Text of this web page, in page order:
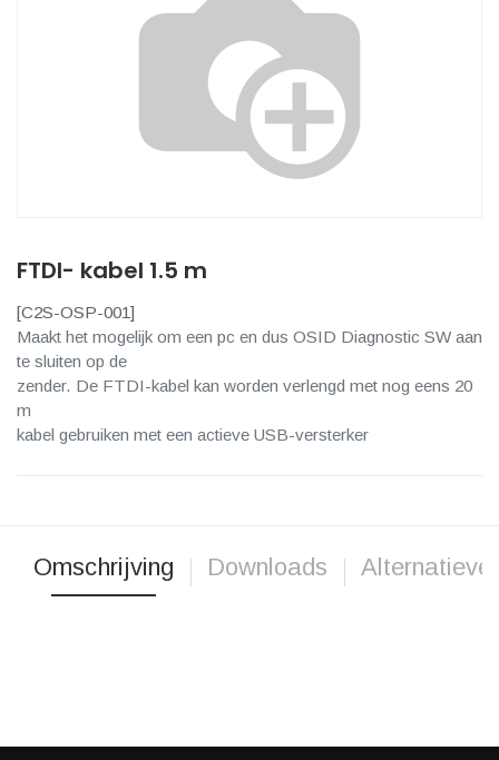
FTDI- kabel 1.5 m
[C2S-OSP-001]
Maakt het mogelijk om een ​​pc en dus OSID Diagnostic SW aan
te sluiten op de
zender. De FTDI-kabel kan worden verlengd met nog eens 20
m
kabel gebruiken met een actieve USB-versterker
Omschrijving Downloads Alternatieve